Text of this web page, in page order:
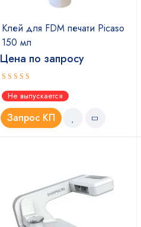
Клей для FDM печати Picaso
150 мл
Цена по запросу
Оценка
4.00из
5
Не выпускается
Запрос КП